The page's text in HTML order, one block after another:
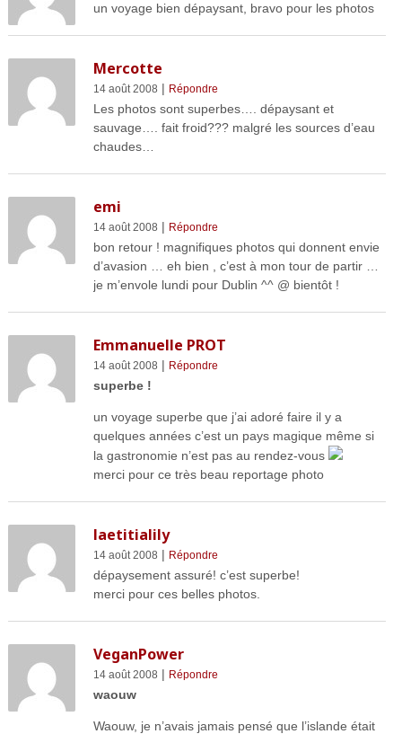
un voyage bien dépaysant, bravo pour les photos
Mercotte
14 août 2008 | Répondre
Les photos sont superbes…. dépaysant et
sauvage…. fait froid??? malgré les sources d’eau
chaudes…
emi
14 août 2008 | Répondre
bon retour ! magnifiques photos qui donnent envie
d’avasion … eh bien , c’est à mon tour de partir …
je m’envole lundi pour Dublin ^^ @ bientôt !
Emmanuelle PROT
14 août 2008 | Répondre
superbe !
un voyage superbe que j’ai adoré faire il y a
quelques années c’est un pays magique même si
la gastronomie n’est pas au rendez-vous
merci pour ce très beau reportage photo
laetitialily
14 août 2008 | Répondre
dépaysement assuré! c’est superbe!
merci pour ces belles photos.
VeganPower
14 août 2008 | Répondre
waouw
Waouw, je n’avais jamais pensé que l’islande était